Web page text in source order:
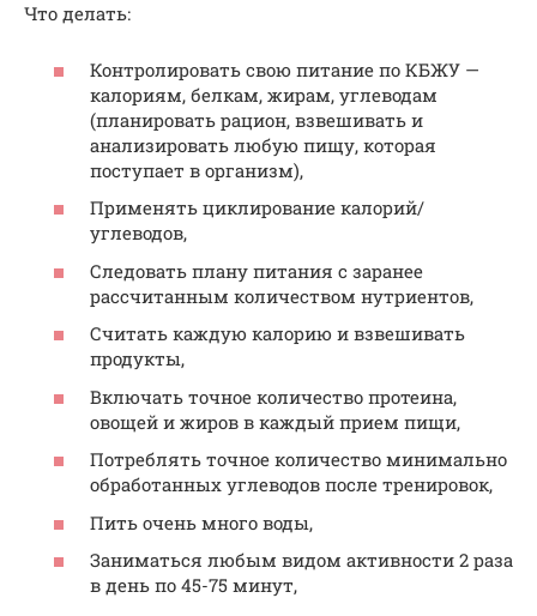
Что делать:
Контролировать свою питание по КБЖУ —
калориям, белкам, жирам, углеводам
(планировать рацион, взвешивать и
анализировать любую пищу, которая
поступает в организм),
Применять циклирование калорий/
углеводов,
Следовать плану питания с заранее
рассчитанным количеством нутриентов,
Считать каждую калорию и взвешивать
продукты,
Включать точное количество протеина,
овощей и жиров в каждый прием пищи,
Потреблять точное количество минимально
обработанных углеводов после тренировок,
Пить очень много воды,
Заниматься любым видом активности 2 раза
в день по 45-75 минут,